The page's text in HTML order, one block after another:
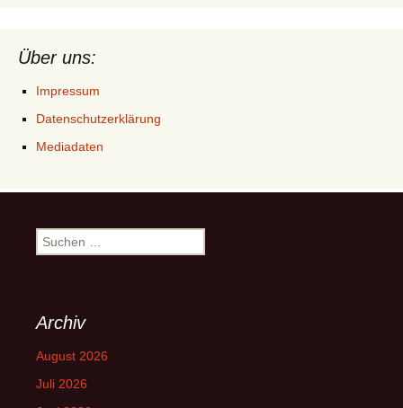
Über uns:
Impressum
Datenschutzerklärung
Mediadaten
Suchen
nach:
Archiv
August 2026
Juli 2026